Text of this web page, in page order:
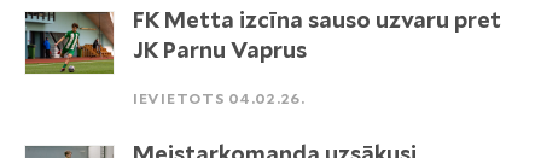
FK Metta izcīna sauso uzvaru pret
JK Parnu Vaprus
IEVIETOTS 04.02.26.